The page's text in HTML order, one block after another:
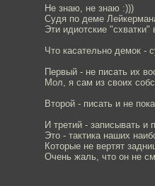
Не знаю, не знаю :)))
Судя по деме
Эти идиотские "схватки"
Что касательно демок -
Первый - не писать их
Мол, я сам из своих
Второй - писать и не
И третий - записывать и
Это - тактика наших
Которые не вертят
Очень жаль, что он не